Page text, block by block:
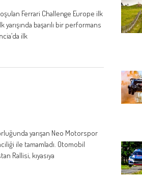
koşulan Ferrari Challenge Europe ilk
başarılı bir performans
ilk
yarışan Neo Motorspor
ile tamamladı. Otomobil
Rallisi, kıyasıya